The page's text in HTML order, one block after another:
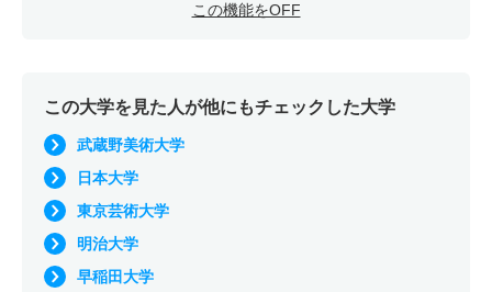
この機能をOFF
この大学を見た人が他にもチェックした大学
武蔵野美術大学
日本大学
東京芸術大学
明治大学
早稲田大学